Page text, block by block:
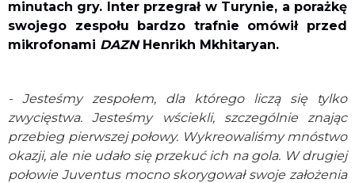
minutach gry. Inter przegrał w Turynie, a porażkę
swojego zespołu bardzo trafnie omówił przed
mikrofonami DAZNHenrikh Mkhitaryan.
- Jesteśmy zespołem, dla którego liczą się tylko
zwycięstwa. Jesteśmy wściekli, szczególnie znając
przebieg pierwszej połowy. Wykreowaliśmy mnóstwo
okazji, ale nie udało się przekuć ich na gola. W drugiej
połowie Juventus mocno skorygował swoje założenia